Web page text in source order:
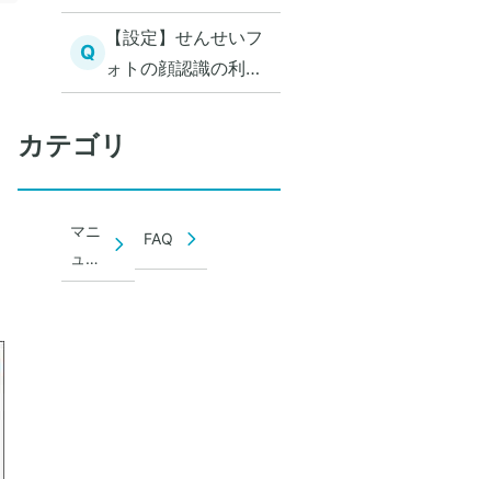
童)を手動で変更する
Q
【設定】せんせいフ
ォトの顔認識の利用
設定をする（アプリ
利用）
カテゴリ
マニ
ュア
ル
FAQ